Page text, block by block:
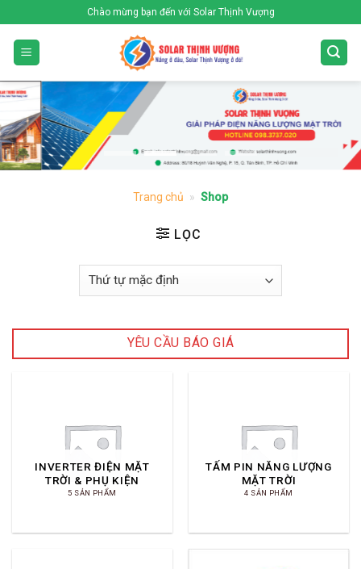
to
content
Chào mừng bạn đến với Solar Thịnh Vượng
Trang chủ » Shop
LỌC
YÊU CẦU BÁO GIÁ
INVERTER ĐIỆN MẶT
TRỜI & PHỤ KIỆN
5 SẢN PHẨM
TẤM PIN NĂNG LƯỢNG
MẶT TRỜI
4 SẢN PHẨM